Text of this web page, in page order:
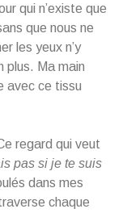
qui n’existe que
que nous ne
les yeux n’y
plus. Ma main
avec ce tissu
regard qui veut
pas si je te suis
dans mes
chaque